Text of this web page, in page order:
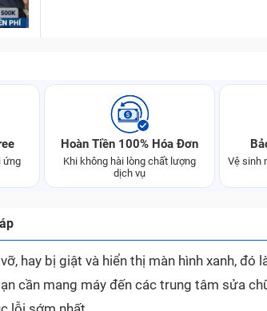
ứng
Hoàn Tiền 100% Hóa Đơn
Khi không hài lòng chất lượng
dịch vụ
Vệ sinh
hay bị giật và hiển thị màn hình xanh, đó
cần mang máy đến các trung tâm sửa